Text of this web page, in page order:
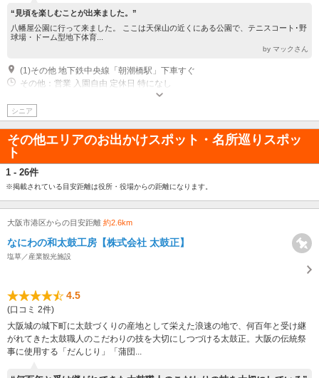
“見頃を楽しむことが出来ました。”
八幡屋公園に行って来ました。 ここは天保山の近くにある公園で、テニスコート･野
球場・ドーム型地下体育...
by マックさん
(1)その他 地下鉄中央線「朝潮橋駅」下車すぐ
その他：営業 入園自由 定休日 特になし
シニア
その他エリアのお出かけスポット・名所巡りスポッ
ト
1 - 26件
※掲載されている目安距離は役所・役場からの距離になります。
大阪市港区からの目安距離 約2.6km
なにわの和太鼓工房【株式会社 太鼓正】
塩草／産業観光施設
4.5
(口コミ 2件)
大阪城の城下町に太鼓づくりの産地として栄えた浪速の地で、何百年と受け継
がれてきた太鼓職人のこだわりの技を大切にしつづける太鼓正。大阪の伝統祭
事に使用する「だんじり」「蒲団...